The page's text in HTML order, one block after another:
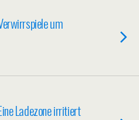
um
Ladezone irritiert